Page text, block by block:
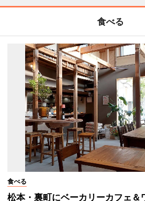
食べる
食べる
松本・裏町にベーカリーカフェ＆